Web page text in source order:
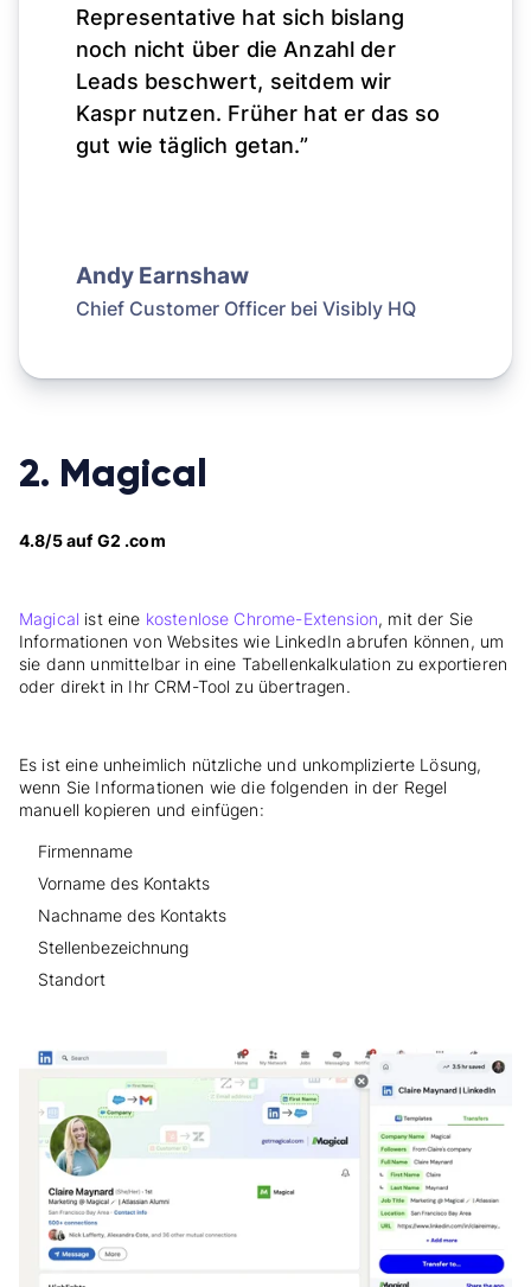
Representative hat sich bislang
noch nicht über die Anzahl der
Leads beschwert, seitdem wir
Kaspr nutzen. Früher hat er das so
gut wie täglich getan.”
Andy Earnshaw
Chief Customer Officer bei Visibly HQ
2. Magical
4.8/5 auf G2 .com
Magical ist eine kostenlose Chrome-Extension, mit der Sie
Informationen von Websites wie LinkedIn abrufen können, um
sie dann unmittelbar in eine Tabellenkalkulation zu exportieren
oder direkt in Ihr CRM-Tool zu übertragen.
Es ist eine unheimlich nützliche und unkomplizierte Lösung,
wenn Sie Informationen wie die folgenden in der Regel
manuell kopieren und einfügen:
Firmenname
Vorname des Kontakts
Nachname des Kontakts
Stellenbezeichnung
Standort